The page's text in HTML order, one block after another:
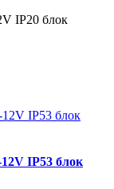
IP20 блок
IP53 блок